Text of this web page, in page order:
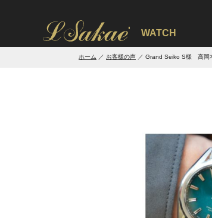
' WATCH
ホーム お客様の声 Grand Seiko S様 高岡